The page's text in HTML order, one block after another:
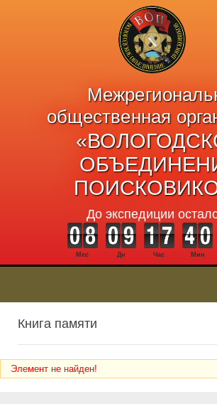
общественная
До экспедиции
Мес Дн Час Мин
Книга памяти
Элемент не найден!